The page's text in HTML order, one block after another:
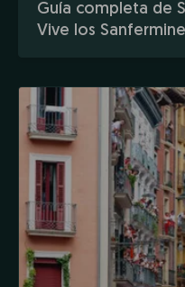
Guía completa de
Vive los